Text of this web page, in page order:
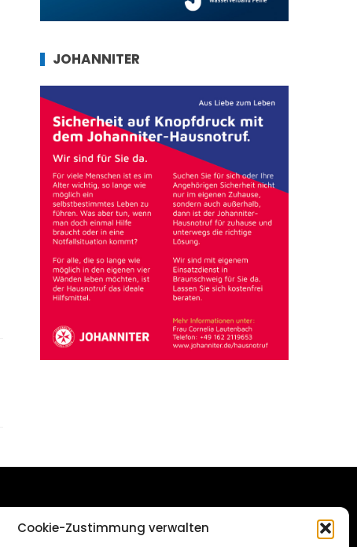
Cookie-Zustimmung verwalten
JOHANNITER
DAS STADTMAGAZIN
FÜR SALZGITTER